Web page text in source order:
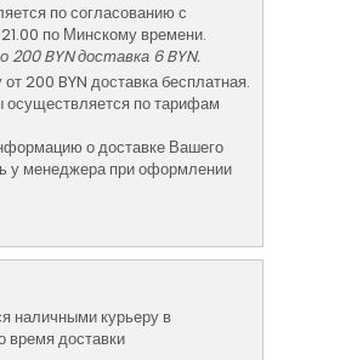
по согласованию с
по Минскому времени.
200 BYN доставка 6 BYN.
200 BYN доставка бесплатная.
осуществляется по тарифам
о доставке Вашего
у менеджера при оформлении
наличными курьеру в
время доставки